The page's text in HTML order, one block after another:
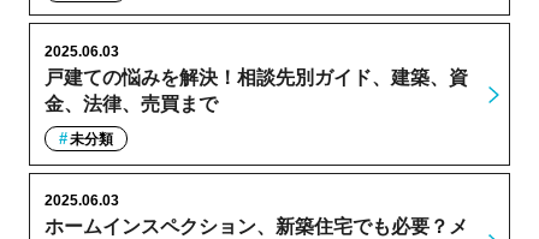
戸建ての悩みを解決！相談先別ガイド、建築、資
金、法律、売買まで
2025.06.03
未分類
ホームインスペクション、新築住宅でも必要？メ
2025.06.03